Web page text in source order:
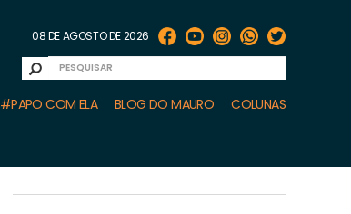
08 DE AGOSTO DE 2026
#PAPO COM ELA BLOG DO MAURO COLUNAS